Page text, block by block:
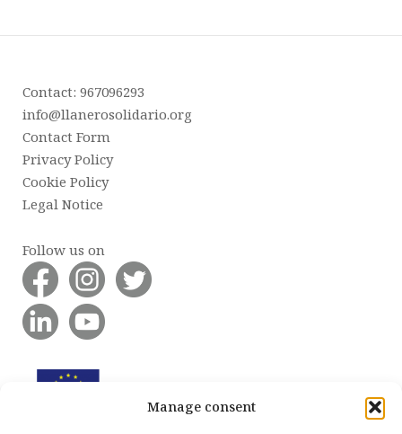
Manage consent
Contact: 967096293
info@llanerosolidario.org
Contact Form
Privacy Policy
Cookie Policy
Legal Notice
Follow us on